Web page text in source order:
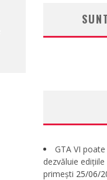
GTA VI
dezvăluie
primești 25/06/